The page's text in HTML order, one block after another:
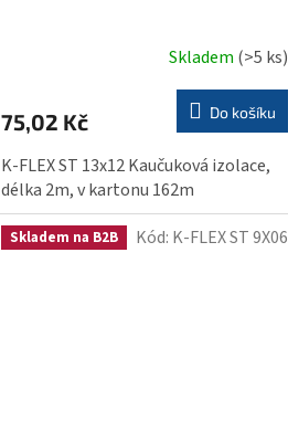
Skladem (>5 ks)
75,02 Kč Do košíku
K-FLEX ST 13x12 Kaučuková izolace,
délka 2m, v kartonu 162m
Skladem na B2B Kód: K-FLEX ST 9X06